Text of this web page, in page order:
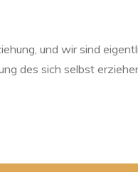
und wir sind
des sich selbst